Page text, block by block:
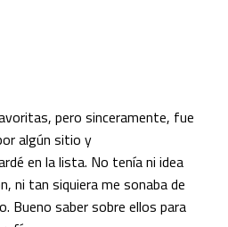
pero sinceramente, fue
algún sitio y
en la lista. No tenía ni idea
ni tan siquiera me sonaba de
Bueno saber sobre ellos para